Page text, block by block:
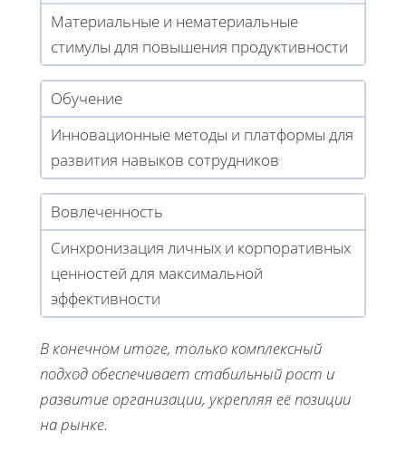
Материальные и нематериальные
стимулы для повышения продуктивности
Обучение
Инновационные методы и платформы для
развития навыков сотрудников
Вовлеченность
Синхронизация личных и корпоративных
ценностей для максимальной
эффективности
В конечном итоге, только комплексный
подход обеспечивает стабильный рост и
развитие организации, укрепляя её позиции
на рынке.